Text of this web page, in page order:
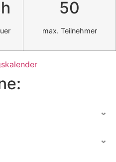
50
max. Teilnehmer